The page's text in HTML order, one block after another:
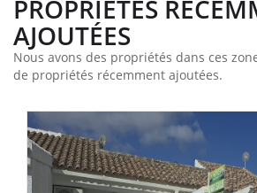
PROPRIÉTÉS
AJOUTÉES
Nous avons des propriétés dans ces
de propriétés récemment ajoutées.